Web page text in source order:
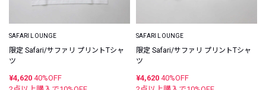
SAFARI LOUNGE
限定 Safari/サファリ プリントTシャ
ツ
¥4,620 40%OFF
SAFARI LOUNGE
限定 Safari/サファリ プリントTシャ
ツ
¥4,620 40%OFF